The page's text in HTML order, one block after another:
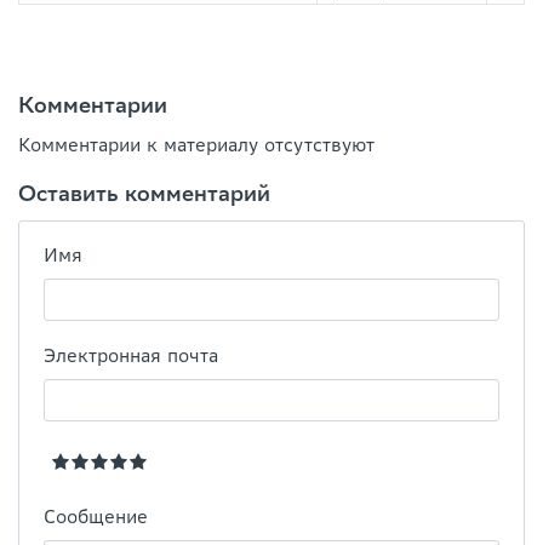
Комментарии
Комментарии к материалу отсутствуют
Оставить комментарий
Имя
Электронная почта
Сообщение